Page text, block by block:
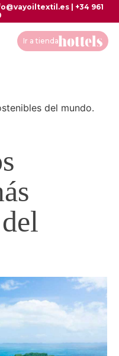
| +34 961
Ir a tienda
del mundo.